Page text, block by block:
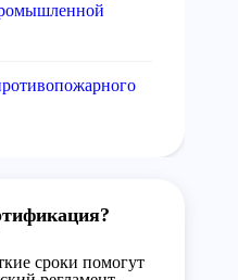
сроки помогут